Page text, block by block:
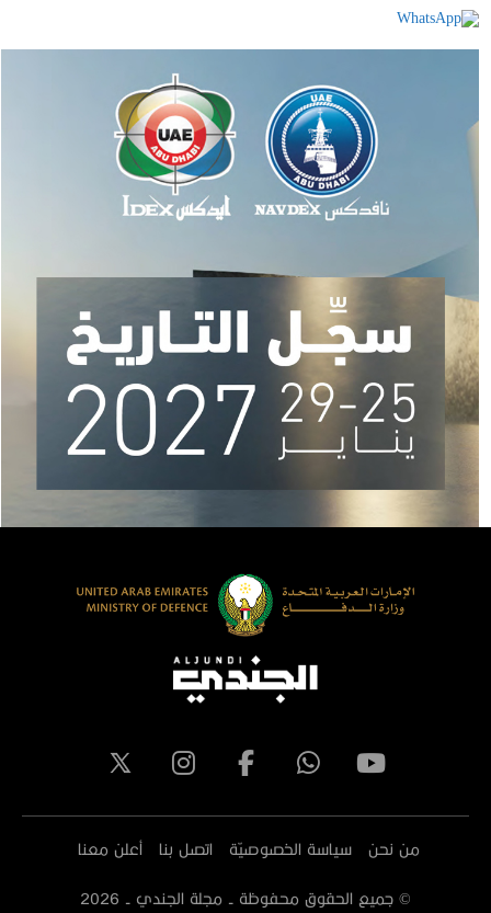
من نحن سياسة الخصوصيّة اتصل بنا أعلن معنا
© جميع الحقوق محفوظة - مجلة الجندي - 2026